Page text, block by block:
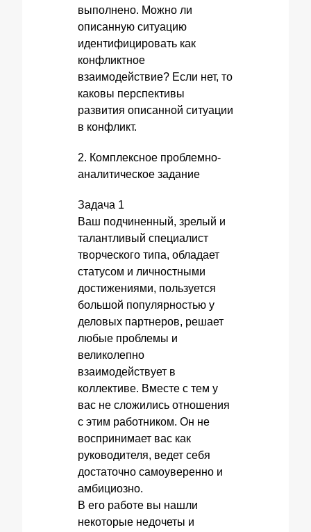
выполнено. Можно ли
описанную ситуацию
идентифицировать как
конфликтное
взаимодействие? Если нет, то
каковы перспективы
развития описанной ситуации
в конфликт.
2. Комплексное проблемно-
аналитическое задание
Задача 1
Ваш подчиненный, зрелый и
талантливый специалист
творческого типа, обладает
статусом и личностными
достижениями, пользуется
большой популярностью у
деловых партнеров, решает
любые проблемы и
великолепно
взаимодействует в
коллективе. Вместе с тем у
вас не сложились отношения
с этим работником. Он не
воспринимает вас как
руководителя, ведет себя
достаточно самоуверенно и
амбициозно.
В его работе вы нашли
некоторые недочеты и